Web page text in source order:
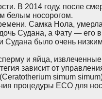
В 2014 году, после
белым носорогом.
Самка Нола,
Судана, а Фату — его
было очень
и яйца,
зависит от
simum
процедуры ЕСО для